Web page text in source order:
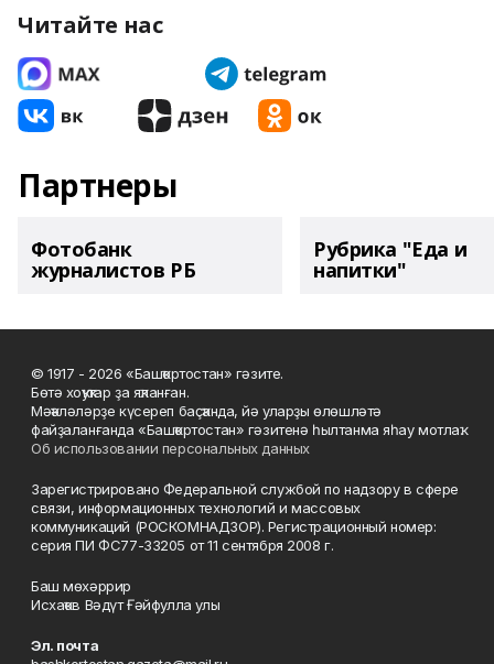
Читайте нас
Партнеры
Фотобанк
журналистов РБ
Рубрика "Еда и
напитки"
© 1917 - 2026 «Башҡортостан» гәзите.
Бөтә хоҡуҡтар ҙа яҡланған.
Мәҡәләләрҙе күсереп баҫҡанда, йә уларҙы өлөшләтә
файҙаланғанда «Башҡортостан» гәзитенә һылтанма яһау мотлаҡ.
Об использовании персональных данных
Зарегистрировано Федеральной службой по надзору в сфере
связи, информационных технологий и массовых
коммуникаций (РОСКОМНАДЗОР). Регистрационный номер:
серия ПИ ФС77-33205 от 11 сентября 2008 г.
Баш мөхәррир
Исхаҡов Вәдүт Ғәйфулла улы
Эл. почта